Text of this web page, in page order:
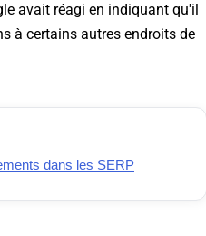
avait réagi en indiquant qu'il
à certains autres endroits de
dans les SERP